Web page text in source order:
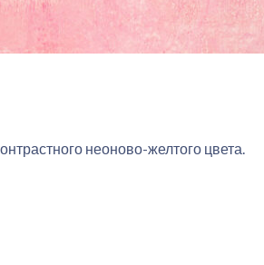
неоново-желтого цвета.